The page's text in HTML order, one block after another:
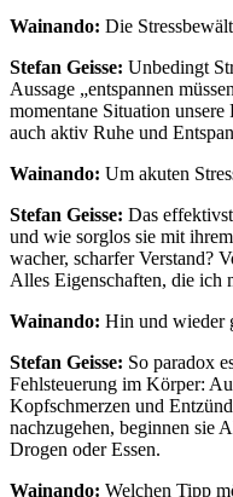
Wainando: Die
Stefan Geisse: Unbedingt
Aussage „entspannen
momentane Situation
auch aktiv Ruhe und
Wainando: Um akuten
Stefan Geisse: Das
und wie sorglos sie mit
wacher, scharfer Verstand?
Alles Eigenschaften, die ich
Wainando: Hin und wieder
Stefan Geisse: So paradox
Fehlsteuerung im Körper:
Kopfschmerzen und
nachzugehen, beginnen sie
Drogen oder Essen.
Wainando: Welchen Tipp